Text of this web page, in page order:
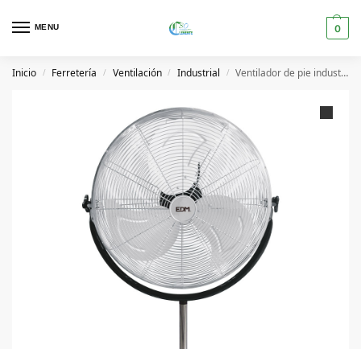
MENU 0
Inicio / Ferretería / Ventilación / Industrial / Ventilador de pie industrial 120W Ø50cm altura regulable 119-148 cm Cromado/Negro